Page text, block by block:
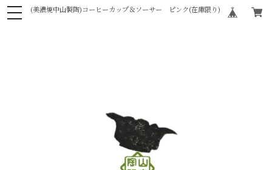
(美濃焼中山製陶)コーヒーカップ＆ソーサー ピンク(在庫限り)